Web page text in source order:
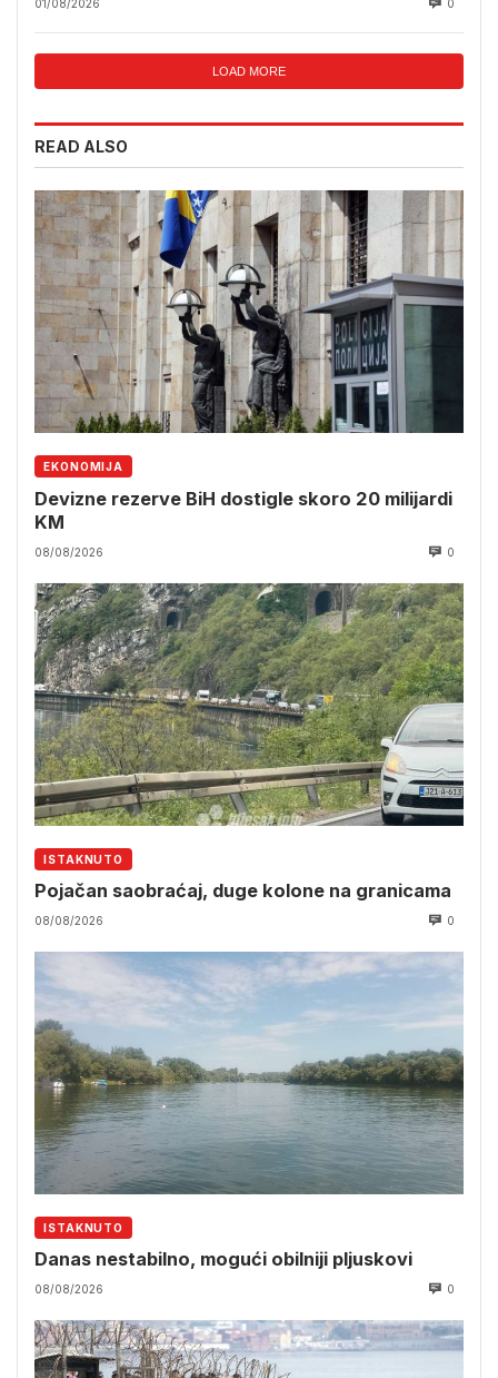
01/08/2026 0
LOAD MORE
READ ALSO
EKONOMIJA
Devizne rezerve BiH dostigle skoro 20 milijardi
KM
08/08/2026 0
ISTAKNUTO
Pojačan saobraćaj, duge kolone na granicama
08/08/2026 0
ISTAKNUTO
Danas nestabilno, mogući obilniji pljuskovi
08/08/2026 0